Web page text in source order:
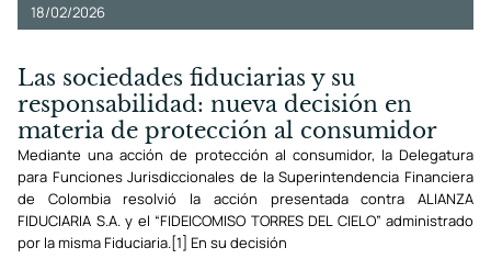
18/02/2026
Las sociedades fiduciarias y su
responsabilidad: nueva decisión en
materia de protección al consumidor
Mediante una acción de protección al consumidor, la Delegatura
para Funciones Jurisdiccionales de la Superintendencia Financiera
de Colombia resolvió la acción presentada contra ALIANZA
FIDUCIARIA S.A. y el “FIDEICOMISO TORRES DEL CIELO” administrado
por la misma Fiduciaria.[1] En su decisión